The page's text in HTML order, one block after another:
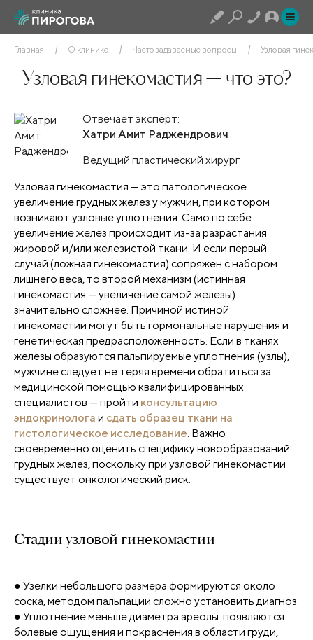
Главная О клинике Часто задаваемые вопросы Узловая
Узловая гинекомастия — что это?
Отвечает эксперт:
Хатри Амит Раджендрович
Ведущий пластический хирург
Узловая гинекомастия — это патологическое
увеличение грудных желез у мужчин, при котором
возникают узловые уплотнения. Само по себе
увеличение желез происходит из-за разрастания
жировой и/или железистой ткани. И если первый
случай (ложная гинекомастия) сопряжен с набором
лишнего веса, то второй механизм (истинная
гинекомастия — увеличение самой железы)
значительно сложнее. Причиной истиной
гинекомастии могут быть гормональные нарушения и
генетическая предрасположенность. Если в тканях
железы образуются пальпируемые уплотнения (узлы),
мужчине следует не теряя времени обратиться за
медицинской помощью квалифицированных
специалистов — пройти консультацию
эндокринолога и сдать образец ткани на
гистологическое исследование. Важно
своевременно оценить специфику новообразований
грудных желез, поскольку при узловой гинекомастии
существует онкологический риск.
Стадии узловой гинекомастии
● Узелки небольшого размера формируются около
соска, методом пальпации сложно установить диагноз.
● Уплотнение меньше диаметра ареолы: появляются
болевые ощущения и покраснения в области груди,